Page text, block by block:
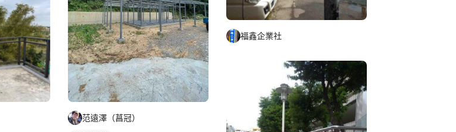
范遠澤（菖冠）
福鑫企業社